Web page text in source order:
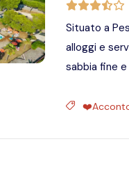
Situato a
alloggi e
sabbia fine